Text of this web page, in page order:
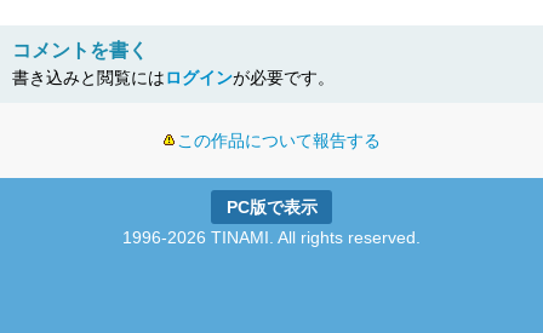
コメントを書く
書き込みと閲覧にはログインが必要です。
この作品について報告する
PC版で表示
1996-2026 TINAMI. All rights reserved.